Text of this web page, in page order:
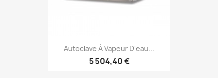
Autoclave À Vapeur D'eau...
5 504,40 €